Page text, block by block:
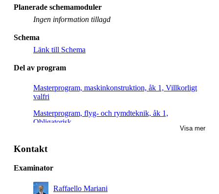
Planerade schemamoduler
Ingen information tillagd
Schema
Länk till Schema
Del av program
Masterprogram, maskinkonstruktion, åk 1, Villkorligt
valfri
Masterprogram, flyg- och rymdteknik, åk 1,
Obligatorisk
Visa mer
Kontakt
Examinator
Raffaello Mariani